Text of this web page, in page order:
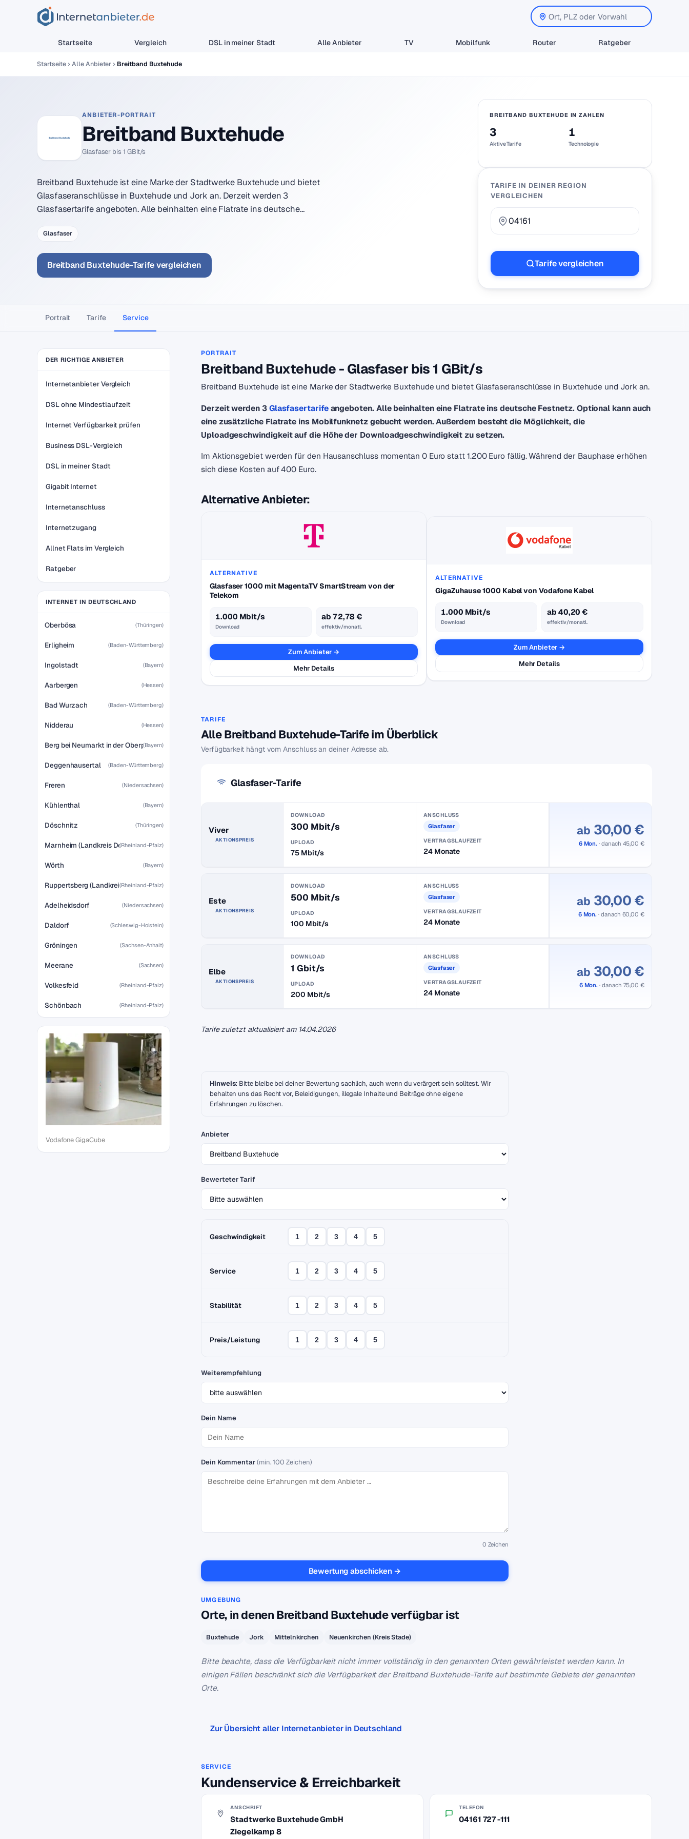
Startseite Vergleich DSL in meiner Stadt Alle Anbieter TV Mobilfunk Router Ratgeber
Startseite Alle Anbieter Breitband Buxtehude
ANBIETER-PORTRAIT
Breitband Buxtehude
Glasfaser bis 1 GBit/s
Breitband Buxtehude ist eine Marke der Stadtwerke Buxtehude und bietet
Glasfaseranschlüsse in Buxtehude und Jork an. Derzeit werden 3
Glasfasertarife angeboten. Alle beinhalten eine Flatrate ins deutsche…
Glasfaser
Breitband Buxtehude-Tarife vergleichen
BREITBAND BUXTEHUDE IN ZAHLEN
3
Aktive Tarife
1
Technologie
TARIFE IN DEINER REGION
VERGLEICHEN
Tarife vergleichen
Portrait Tarife Service
DER RICHTIGE ANBIETER
Internetanbieter Vergleich
DSL ohne Mindestlaufzeit
Internet Verfügbarkeit prüfen
Business DSL-Vergleich
DSL in meiner Stadt
Gigabit Internet
Internetanschluss
Internetzugang
Allnet Flats im Vergleich
Ratgeber
INTERNET IN DEUTSCHLAND
Oberbösa (Thüringen)
Erligheim (Baden-Württemberg)
Ingolstadt (Bayern)
Aarbergen (Hessen)
Bad Wurzach (Baden-Württemberg)
Nidderau (Hessen)
Berg bei Neumarkt in der Oberpfalz
(Bayern)
Deggenhausertal (Baden-Württemberg)
Freren (Niedersachsen)
Kühlenthal (Bayern)
Döschnitz (Thüringen)
Marnheim (Landkreis Donnersbergkreis)
(Rheinland-Pfalz)
Wörth (Bayern)
Ruppertsberg (Landkreis Bad Dürkheim)
(Rheinland-Pfalz)
Adelheidsdorf (Niedersachsen)
Daldorf (Schleswig-Holstein)
Gröningen (Sachsen-Anhalt)
Meerane (Sachsen)
Volkesfeld (Rheinland-Pfalz)
Schönbach (Rheinland-Pfalz)
Vodafone GigaCube
PORTRAIT
Breitband Buxtehude - Glasfaser bis 1 GBit/s
Breitband Buxtehude ist eine Marke der Stadtwerke Buxtehude und bietet Glasfaseranschlüsse in Buxtehude und Jork an.
Derzeit werden 3Glasfasertarifeangeboten. Alle beinhalten eine Flatrate ins deutsche Festnetz. Optional kann auch
eine zusätzliche Flatrate ins Mobilfunknetz gebucht werden. Außerdem besteht die Möglichkeit, die
Uploadgeschwindigkeit auf die Höhe der Downloadgeschwindigkeit zu setzen.
Im Aktionsgebiet werden für den Hausanschluss momentan 0 Euro statt 1.200 Euro fällig. Während der Bauphase erhöhen
sich diese Kosten auf 400 Euro.
Alternative Anbieter:
ALTERNATIVE
Glasfaser 1000 mit MagentaTV SmartStream von der
Telekom
1.000 Mbit/s
Download
ab 72,78 €
effektiv/monatl.
Zum Anbieter →
Mehr Details
ALTERNATIVE
GigaZuhause 1000 Kabel von Vodafone Kabel
1.000 Mbit/s
Download
ab 40,20 €
effektiv/monatl.
Zum Anbieter →
Mehr Details
TARIFE
Alle Breitband Buxtehude-Tarife im Überblick
Verfügbarkeit hängt vom Anschluss an deiner Adresse ab.
Glasfaser-Tarife
Viver
AKTIONSPREIS
DOWNLOAD
300 Mbit/s
UPLOAD
75 Mbit/s
ANSCHLUSS
Glasfaser
VERTRAGSLAUFZEIT
24 Monate
ab 30,00 €
6 Mon. · danach 45,00 €
Este
AKTIONSPREIS
DOWNLOAD
500 Mbit/s
UPLOAD
100 Mbit/s
ANSCHLUSS
Glasfaser
VERTRAGSLAUFZEIT
24 Monate
ab 30,00 €
6 Mon. · danach 60,00 €
Elbe
AKTIONSPREIS
DOWNLOAD
1 Gbit/s
UPLOAD
200 Mbit/s
ANSCHLUSS
Glasfaser
VERTRAGSLAUFZEIT
24 Monate
ab 30,00 €
6 Mon. · danach 75,00 €
Tarife zuletzt aktualisiert am 14.04.2026
Hinweis: Bitte bleibe bei deiner Bewertung sachlich, auch wenn du verärgert sein solltest. Wir
behalten uns das Recht vor, Beleidigungen, illegale Inhalte und Beiträge ohne eigene
Erfahrungen zu löschen.
Anbieter
Bewerteter Tarif
Geschwindigkeit 1 2 3 4 5
Service 1 2 3 4 5
Stabilität 1 2 3 4 5
Preis/Leistung 1 2 3 4 5
Weiterempfehlung
Dein Name
Dein Kommentar(min. 100 Zeichen)
0 Zeichen
Bewertung abschicken →
UMGEBUNG
Orte, in denen Breitband Buxtehude verfügbar ist
Buxtehude Jork Mittelnkirchen Neuenkirchen (Kreis Stade)
Bitte beachte, dass die Verfügbarkeit nicht immer vollständig in den genannten Orten gewährleistet werden kann. In
einigen Fällen beschränkt sich die Verfügbarkeit der Breitband Buxtehude-Tarife auf bestimmte Gebiete der genannten
Orte.
Zur Übersicht aller Internetanbieter in Deutschland
SERVICE
Kundenservice & Erreichbarkeit
ANSCHRIFT
Stadtwerke Buxtehude GmbH
Ziegelkamp 8
TELEFON
04161 727 -111